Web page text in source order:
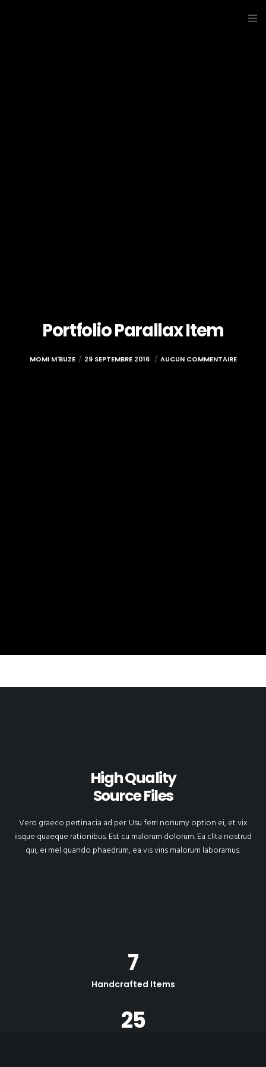
Portfolio Parallax Item
MOMI M'BUZE 29 SEPTEMBRE 2016 AUCUN COMMENTAIRE
High Quality
Source Files
Vero graeco pertinacia ad per. Usu ferri nonumy option ei, et vix
iisque quaeque rationibus. Est cu malorum dolorum. Ea clita nostrud
qui, ei mel quando phaedrum, ea vis viris malorum laboramus.
7
Handcrafted Items
25